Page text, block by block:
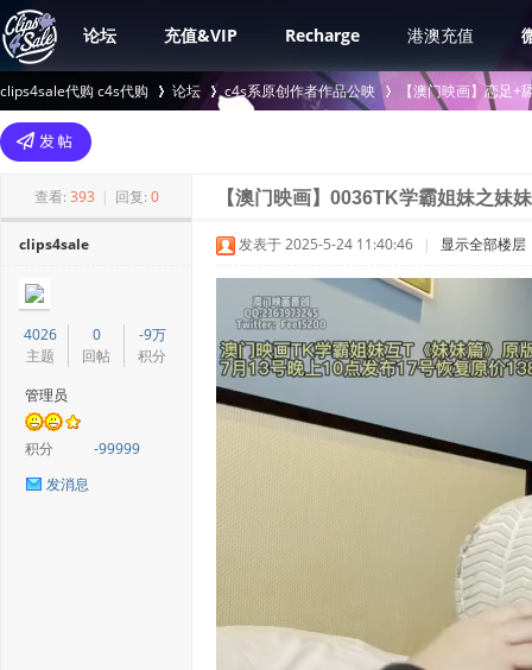
论坛 充值&VIP Recharge 港澳充值
clips4sale代购 c4s代购
>
论坛 c4s系原创作者作品公映
›
【澳门映画】恋足+
查看: 393 | 回复: 0 【澳门映画】0036TK学霸姐妹之妹
clips4sale
4026
主题
0
回帖
-9万
积分
管理员
积分
-99999
发消息
发表于 2025-5-24 11:40:46 | 显示全部楼层